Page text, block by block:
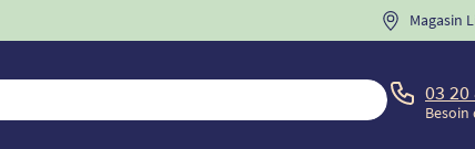
BIENVENUE"
Magasin
03 20
Besoin